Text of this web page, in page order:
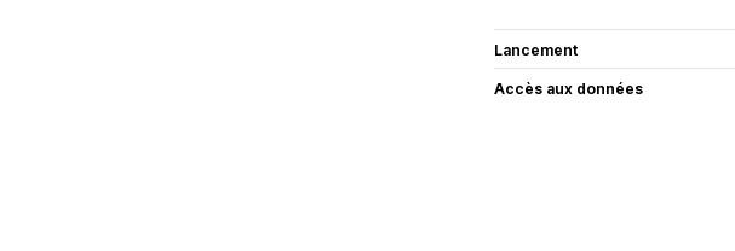
Lancement
Accès aux données